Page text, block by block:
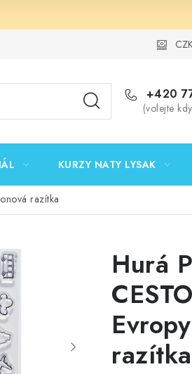
Podmínky
+420
(volejte
KURZY NATY LYSAK
razítka
Hurá
razítka